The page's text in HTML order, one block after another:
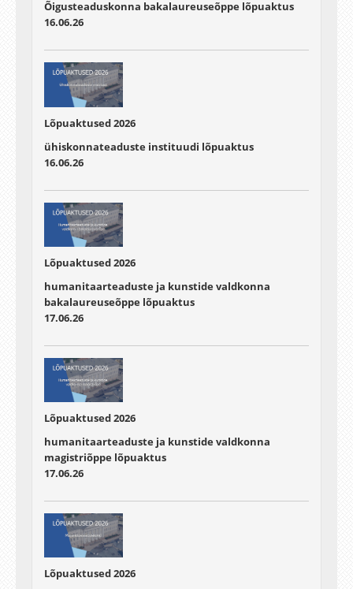
Õigusteaduskonna bakalaureuseõppe lõpuaktus
16.06.26
Lõpuaktused 2026
ühiskonnateaduste instituudi lõpuaktus
16.06.26
Lõpuaktused 2026
humanitaarteaduste ja kunstide valdkonna
bakalaureuseõppe lõpuaktus
17.06.26
Lõpuaktused 2026
humanitaarteaduste ja kunstide valdkonna
magistriõppe lõpuaktus
17.06.26
Lõpuaktused 2026